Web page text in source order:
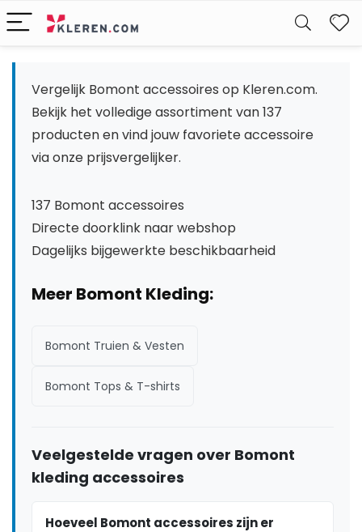
Vergelijk Bomont accessoires op Kleren.com.
Bekijk het volledige assortiment van 137
producten en vind jouw favoriete accessoire
via onze prijsvergelijker.
137 Bomont accessoires
Directe doorklink naar webshop
Dagelijks bijgewerkte beschikbaarheid
Meer Bomont Kleding:
Bomont Truien & Vesten
Bomont Tops & T-shirts
Veelgestelde vragen over Bomont
kleding accessoires
Hoeveel Bomont accessoires zijn er